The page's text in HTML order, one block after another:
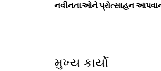
નવીનતાઓને પ્રોત્સાહન
મુખ્ય કાર્યો